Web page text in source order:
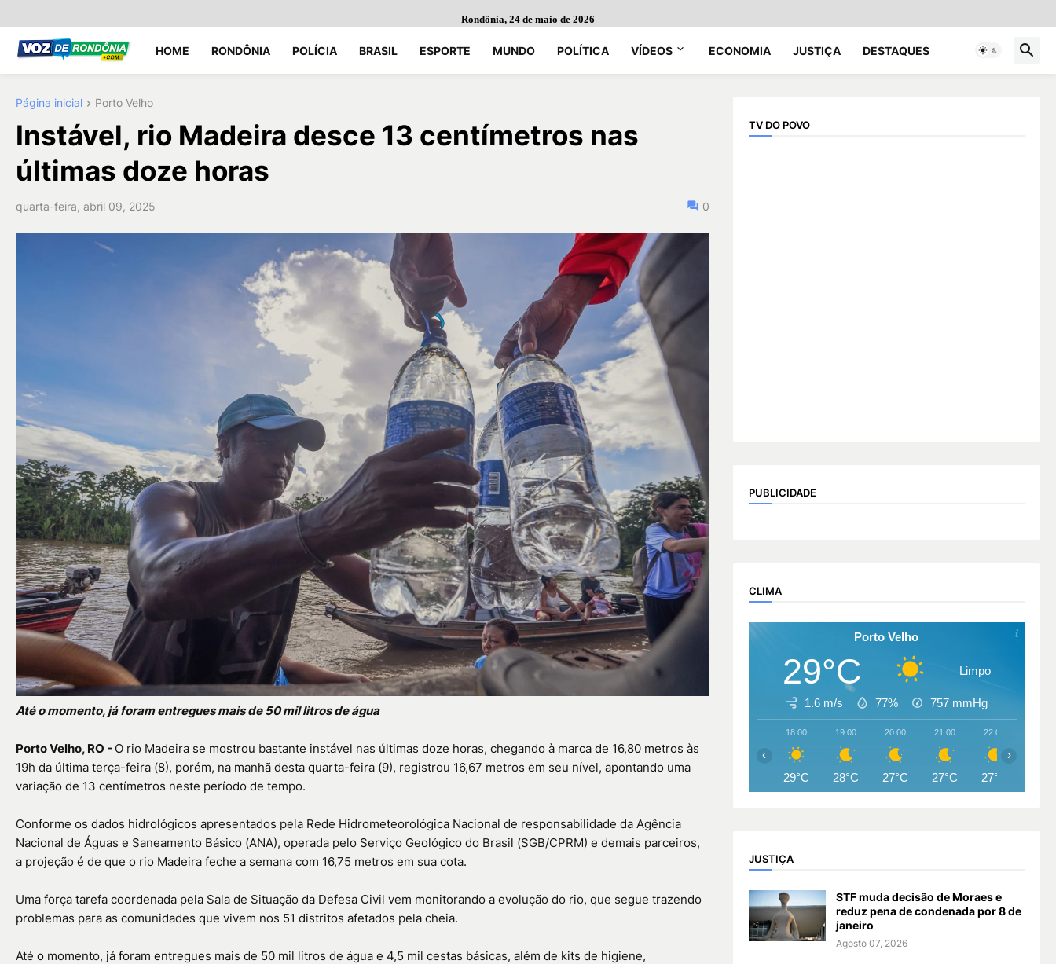
Rondônia, 24 de maio de 2026
HOME RONDÔNIA POLÍCIA BRASIL ESPORTE MUNDO POLÍTICA VÍDEOS ECONOMIA JUSTIÇA DESTAQUES
Página inicial Porto Velho
Instável, rio Madeira desce 13 centímetros nas
últimas doze horas
quarta-feira, abril 09, 2025 0
Até o momento, já foram entregues mais de 50 mil litros de água
Porto Velho, RO - O rio Madeira se mostrou bastante instável nas últimas doze horas, chegando à marca de 16,80 metros às
19h da última terça-feira (8), porém, na manhã desta quarta-feira (9), registrou 16,67 metros em seu nível, apontando uma
variação de 13 centímetros neste período de tempo.
Conforme os dados hidrológicos apresentados pela Rede Hidrometeorológica Nacional de responsabilidade da Agência
Nacional de Águas e Saneamento Básico (ANA), operada pelo Serviço Geológico do Brasil (SGB/CPRM) e demais parceiros,
a projeção é de que o rio Madeira feche a semana com 16,75 metros em sua cota.
Uma força tarefa coordenada pela Sala de Situação da Defesa Civil vem monitorando a evolução do rio, que segue trazendo
problemas para as comunidades que vivem nos 51 distritos afetados pela cheia.
Até o momento, já foram entregues mais de 50 mil litros de água e 4,5 mil cestas básicas, além de kits de higiene,
TV DO POVO
PUBLICIDADE
CLIMA
Porto Velho
29°C Limpo
1.6 m/s 77% 757 mmHg
18:00
29°C
19:00
28°C
20:00
27°C
21:00
27°C
22:00
27°C
‹ ›
JUSTIÇA
STF muda decisão de Moraes e
reduz pena de condenada por 8 de
janeiro
Agosto 07, 2026